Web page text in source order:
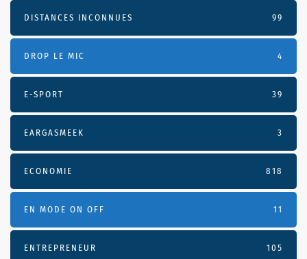
DISTANCES INCONNUES 99
DROP LE MIC 4
E-SPORT 39
EARGASMEEK 3
ECONOMIE 818
EN MODE ON OFF 11
ENTREPRENEUR 105